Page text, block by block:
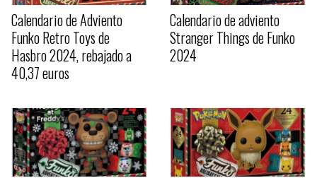
Calendario de Adviento
Funko Retro Toys de
Hasbro 2024, rebajado a
40,37 euros
Calendario de adviento
Stranger Things de Funko
2024